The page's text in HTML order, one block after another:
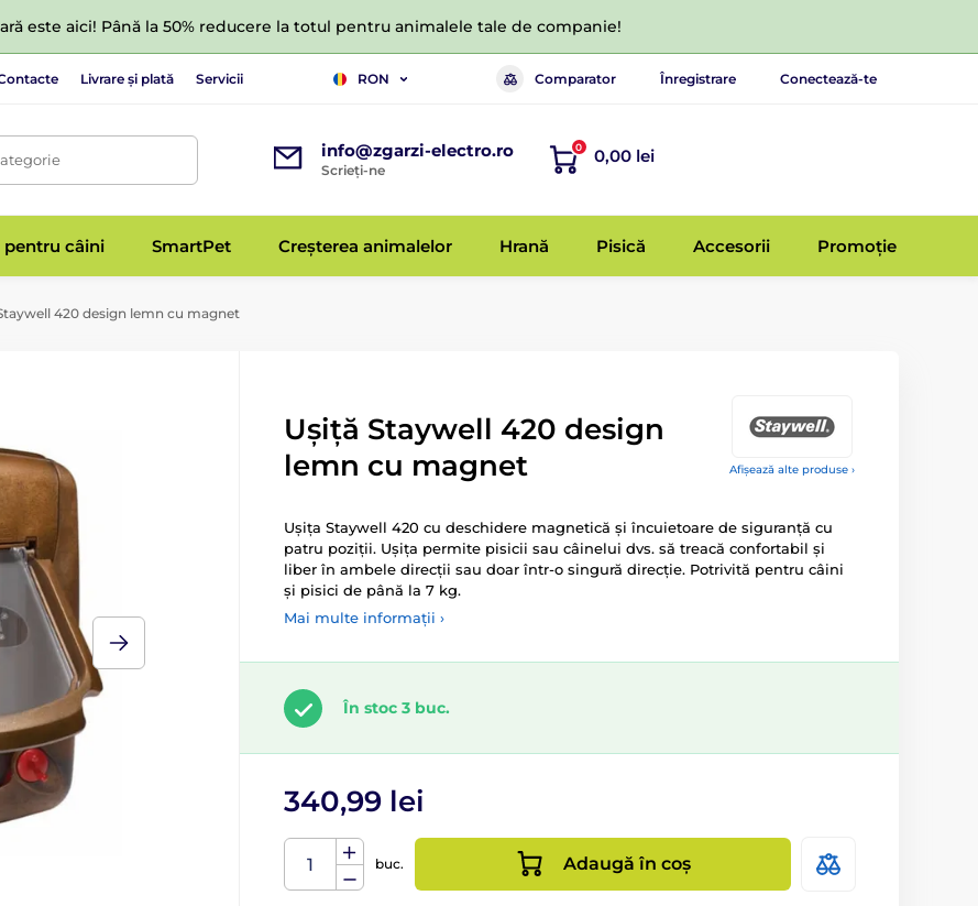
este aici! Până la 50% reducere la totul pentru animalele tale de companie!
Livrare și plată Servicii RON Comparator Înregistrare Conectează-te
info@zgarzi-electro.ro
Scrieți-ne
0 0,00 lei
pentru câini SmartPet Creșterea animalelor Hrană Pisică Accesorii Promoție
420 design lemn cu magnet
Afișează alte produse ›
Ușiță Staywell 420 design
lemn cu magnet
Ușița Staywell 420 cu deschidere magnetică și încuietoare de siguranță cu
patru poziții. Ușița permite pisicii sau câinelui dvs. să treacă confortabil și
liber în ambele direcții sau doar într-o singură direcție. Potrivită pentru câini
și pisici de până la 7 kg.
Mai multe informații ›
În stoc 3 buc.
340,99 lei
buc. Adaugă în coș